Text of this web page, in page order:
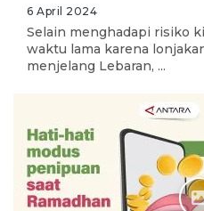
6 April 2024
Selain menghadapi risiko
waktu lama karena
menjelang Lebaran, ...